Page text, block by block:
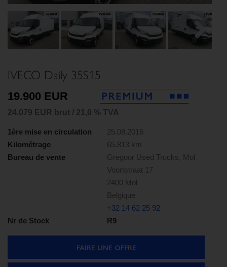
IVECO Daily 35S15
19.900 EUR
24.079 EUR brut / 21,0 % TVA
1ère mise en circulation
25.08.2016
Kilométrage
65.813 km
Bureau de vente
Gregoor Used Trucks, Mol
Voortstraat 17
2400 Mol
Belgique
+32 14 62 25 92
Nr de Stock
R9
FAIRE UNE OFFRE